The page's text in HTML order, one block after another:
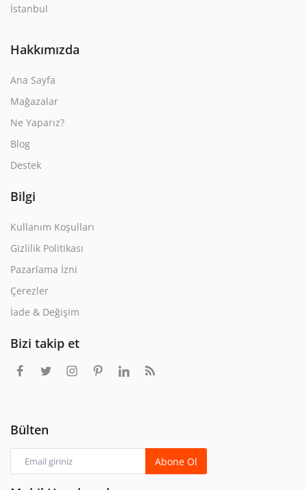
İstanbul
Hakkımızda
Ana Sayfa
Mağazalar
Ne Yaparız?
Blog
Destek
Bilgi
Kullanım Koşulları
Gizlilik Politikası
Pazarlama İzni
Çerezler
İade & Değişim
Bizi takip et
Bülten
Abone Ol